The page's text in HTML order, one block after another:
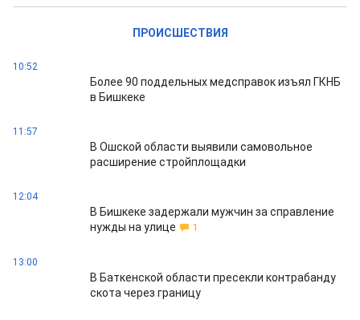
ПРОИСШЕСТВИЯ
10:52
Более 90 поддельных медсправок изъял ГКНБ
в Бишкеке
11:57
В Ошской области выявили самовольное
расширение стройплощадки
12:04
В Бишкеке задержали мужчин за справление
нужды на улице
1
13:00
В Баткенской области пресекли контрабанду
скота через границу